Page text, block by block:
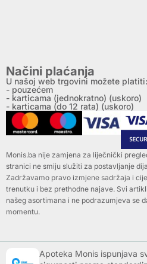
Načini plaćanja
U našoj web trgovini možete platiti:
- pouzećem
- karticama (jednokratno) (uskoro)
- karticama (do 12 rata) (uskoro)
Monis.ba nije zamjena za liječnički
stranici ne smiju služiti za postavljanje
Zadržavamo pravo izmjene sadržaja i
trenutku i bez prethodne najave. Svi
našeg asortimana i ne podrazumjeva se
momentu.
Apoteka Monis ispunjava